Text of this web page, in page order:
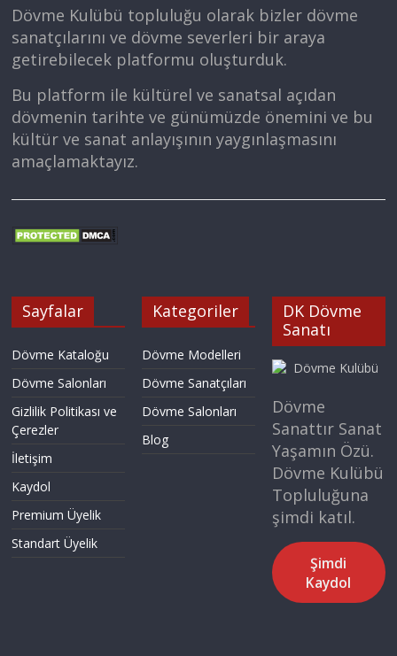
Dövme Kulübü topluluğu olarak bizler dövme
sanatçılarını ve dövme severleri bir araya
getirebilecek platformu oluşturduk.
Bu platform ile kültürel ve sanatsal açıdan
dövmenin tarihte ve günümüzde önemini ve bu
kültür ve sanat anlayışının yaygınlaşmasını
amaçlamaktayız.
Sayfalar
Dövme Kataloğu
Dövme Salonları
Gizlilik Politikası ve
Çerezler
İletişim
Kaydol
Premium Üyelik
Standart Üyelik
Kategoriler
Dövme Modelleri
Dövme Sanatçıları
Dövme Salonları
Blog
DK Dövme
Sanatı
Dövme
Sanattır Sanat
Yaşamın Özü.
Dövme Kulübü
Topluluğuna
şimdi katıl.
Şimdi
Kaydol